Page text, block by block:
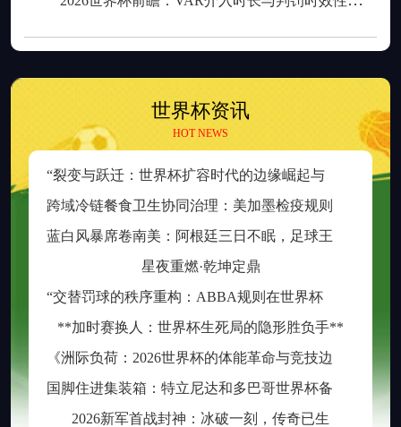
世界杯资讯
HOT NEWS
星夜重燃·乾坤定鼎
**加时赛换人：世界杯生死局的隐形胜负手**
2026新军首战封神：冰破一刻，传奇已生